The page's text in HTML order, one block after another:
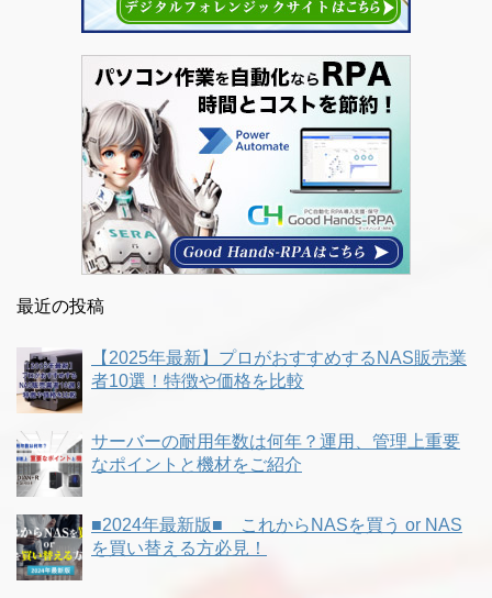
最近の投稿
【2025年最新】プロがおすすめするNAS販売業
者10選！特徴や価格を比較
サーバーの耐用年数は何年？運用、管理上重要
なポイントと機材をご紹介
■2024年最新版■ これからNASを買う or NAS
を買い替える方必見！